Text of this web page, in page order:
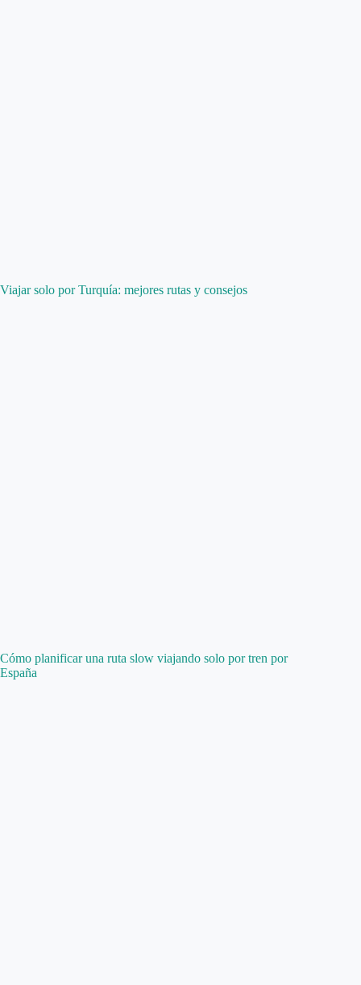
Viajar solo por Turquía: mejores rutas y consejos
Cómo planificar una ruta slow viajando solo por tren por
España